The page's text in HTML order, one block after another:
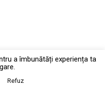
a îmbunătăți experiența ta
Refuz